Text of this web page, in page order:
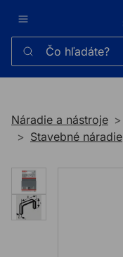
Čo hľadáte?
Náradie a nástroje
Stavebné náradie